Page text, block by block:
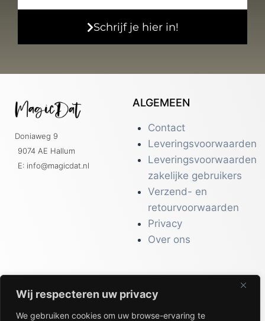
Wij respecteren uw privacy
We gebruiken cookies om uw browse-ervaring te
Schrijf je hier in!
Doniaweg 9
9074 AE Hallum
E: info@magicdat.nl
ALGEMEEN
Contact
Leveringsvoorwaarden
Leveringsvoorwaarden
zakelijke gebruikers
Verzend- en
retourvoorwaarden
Privacy
Over ons
CATALOGI